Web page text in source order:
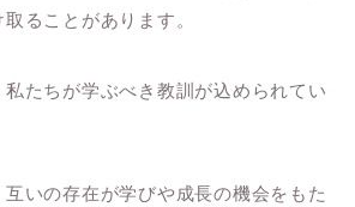
ることがあります。
たちが学ぶべき教訓が込められてい
いの存在が学びや成長の機会をもた